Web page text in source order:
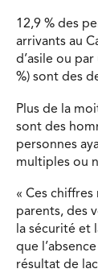
12,9 % des
arrivants au
d’asile ou
%) sont des
Plus de la
sont des
personnes
multiples ou
« Ces
parents, des
la sécurité et
que
résultat de